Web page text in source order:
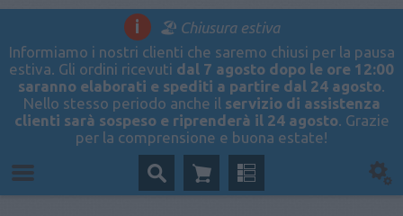
i
🏖️ Chiusura estiva
Informiamo i nostri clienti che saremo chiusi per la pausa
estiva. Gli ordini ricevuti dal 7 agosto dopo le ore 12:00
saranno elaborati e spediti a partire dal 24 agosto.
Nello stesso periodo anche il servizio di assistenza
clienti sarà sospeso e riprenderà il 24 agosto. Grazie
per la comprensione e buona estate!